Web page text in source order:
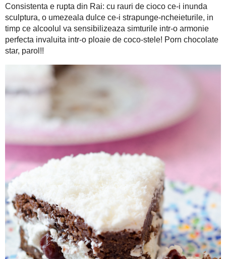
Consistenta e rupta din Rai: cu rauri de cioco ce-i inunda
ncheieturile, in timp ce alcoolul va sensibilizeaza simturile
ploaie de coco-stele! Porn chocolate star, parol!!